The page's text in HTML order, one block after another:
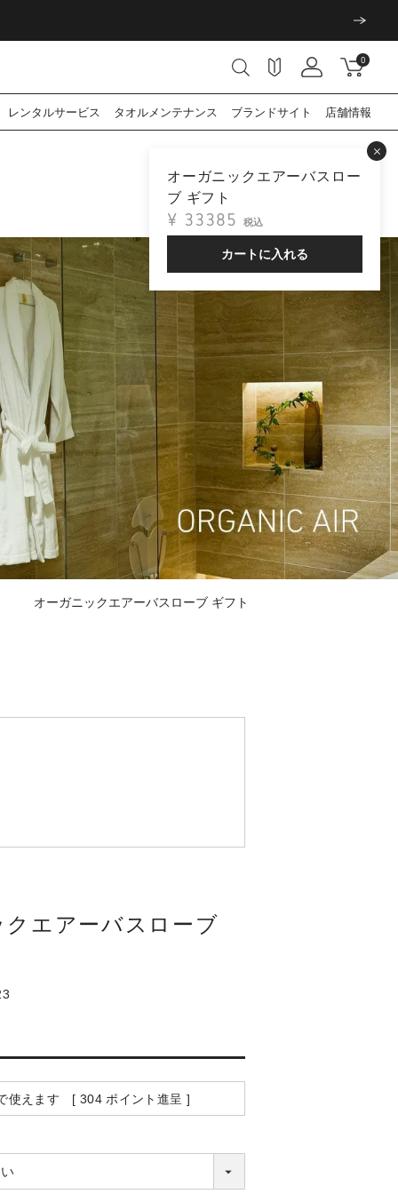
0
レンタルサービス タオル メンテナンス ブランドサイト 店舗情報
オーガニックエアーバスロー
ブ ギフト
¥ 33385 税込
カートに入れる
オーガニックエアーバスローブ ギフト
クエアーバスローブ
使えます [ 304 ポイント進呈 ]